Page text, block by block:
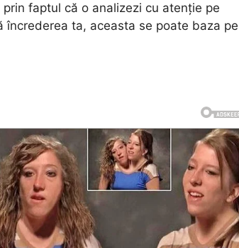
faptul că o analizezi cu atenție pe
ta, aceasta se poate baza pe